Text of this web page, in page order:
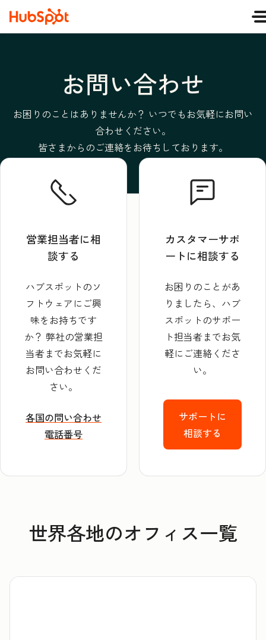
お問い合わせ
お困りのことはありませんか？ いつでもお気軽にお問い
合わせください。
皆さまからのご連絡をお待ちしております。
営業担当者に相
談する
ハブスポットのソ
フトウェアにご興
味をお持ちです
か？ 弊社の営業担
当者までお気軽に
お問い合わせくだ
さい。
各国の問い合わせ
電話番号
カスタマーサポ
ートに相談する
お困りのことがあ
りましたら、ハブ
スポットのサポー
ト担当者までお気
軽にご連絡くださ
い。
サポートに
相談する
世界各地のオフィス一覧